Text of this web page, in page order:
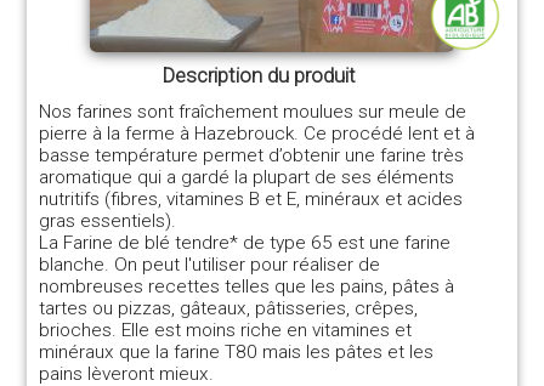
Description du produit
Nos farines sont fraîchement moulues sur meule de
pierre à la ferme à Hazebrouck. Ce procédé lent et à
basse température permet d’obtenir une farine très
aromatique qui a gardé la plupart de ses éléments
nutritifs (fibres, vitamines B et E, minéraux et acides
gras essentiels).
La Farine de blé tendre* de type 65 est une farine
blanche. On peut l'utiliser pour réaliser de
nombreuses recettes telles que les pains, pâtes à
tartes ou pizzas, gâteaux, pâtisseries, crêpes,
brioches. Elle est moins riche en vitamines et
minéraux que la farine T80 mais les pâtes et les
pains lèveront mieux.